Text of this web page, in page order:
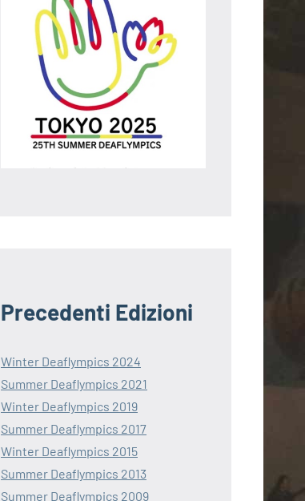
Precedenti Edizioni
Winter Deaflympics 2024
Summer Deaflympics 2021
Winter Deaflympics 2019
Summer Deaflympics 2017
Winter Deaflympics 2015
Summer Deaflympics 2013
Summer Deaflympics 2009